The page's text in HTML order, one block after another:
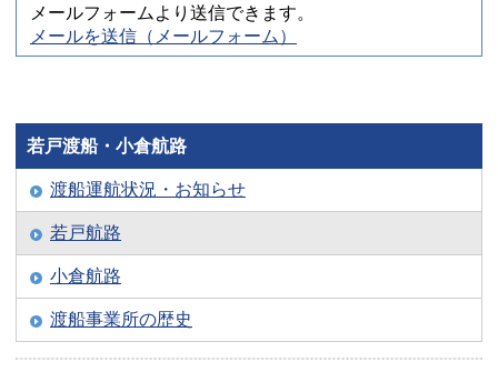
メールフォームより送信できます。
メールを送信（メールフォーム）
若戸渡船・小倉航路
渡船運航状況・お知らせ
若戸航路
小倉航路
渡船事業所の歴史